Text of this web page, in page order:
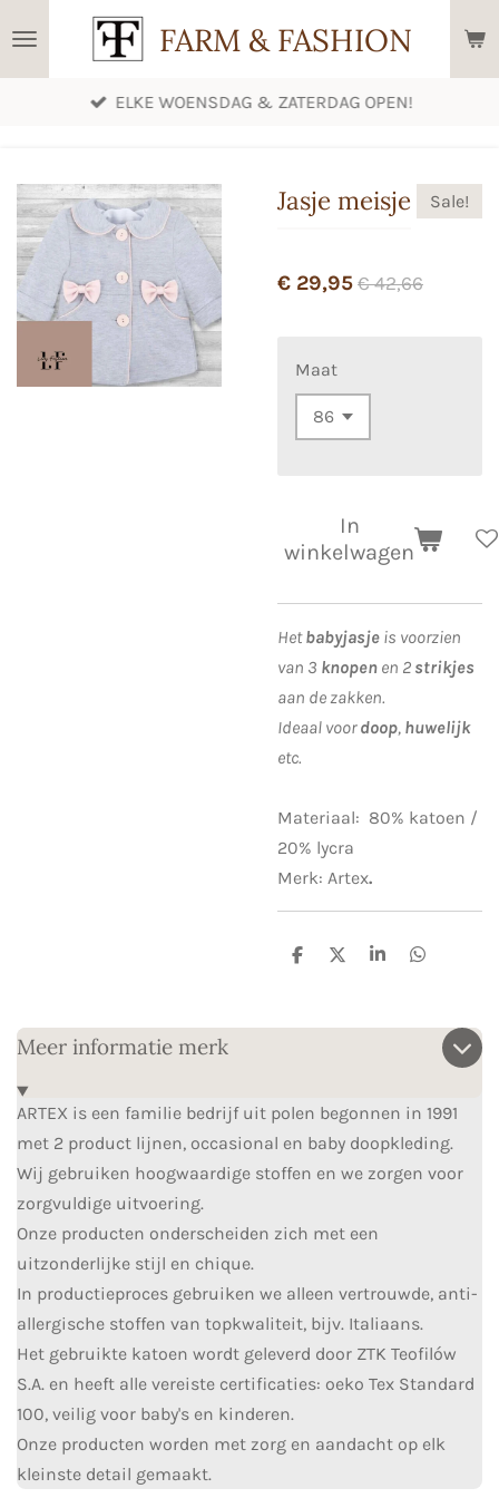
FARM & FASHION
ELKE WOENSDAG & ZATERDAG OPEN!
Jasje meisje Sale!
€ 29,95 € 42,66
Maat
In
winkelwagen
Hetbabyjasje is voorzien
van 3 knopen en 2 strikjes
aan de zakken.
Ideaal voordoop, huwelijk
etc.
Materiaal: 80% katoen /
20% lycra
Merk: Artex.
D
n
D
S
e
D
n
Meer informatie merk
ARTEX is een familie bedrijf uit polen begonnen in 1991
met 2 product lijnen, occasional en baby doopkleding.
Wij gebruiken hoogwaardige stoffen en we zorgen voor
zorgvuldige uitvoering.
Onze producten onderscheiden zich met een
uitzonderlijke stijl en chique.
In productieproces gebruiken we alleen vertrouwde, anti-
allergische stoffen van topkwaliteit, bijv. Italiaans.
Het gebruikte katoen wordt geleverd door ZTK Teofilów
S.A. en heeft alle vereiste certificaties: oeko Tex Standard
100, veilig voor baby's en kinderen.
Onze producten worden met zorg en aandacht op elk
kleinste detail gemaakt.